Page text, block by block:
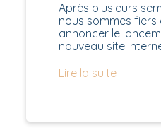
Après plusieurs
nous sommes fiers
annoncer le
nouveau site
Lire la suite: